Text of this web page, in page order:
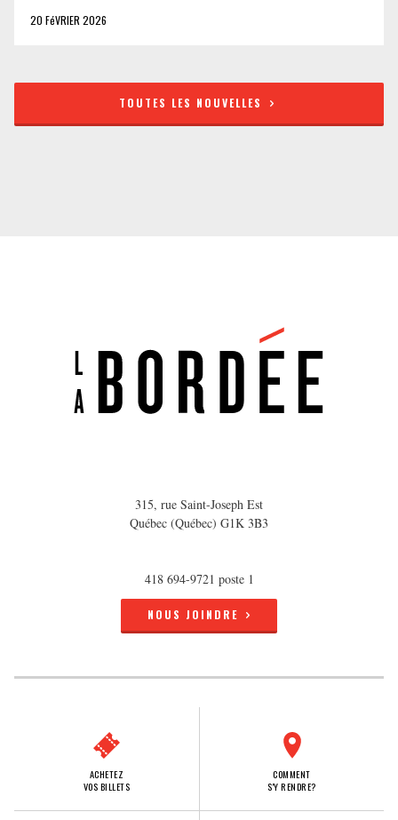
20 FéVRIER 2026
TOUTES LES NOUVELLES
315, rue Saint-Joseph Est
Québec (Québec) G1K 3B3
418 694-9721 poste 1
NOUS JOINDRE
ACHETEZ
VOS BILLETS
COMMENT
S'Y RENDRE?